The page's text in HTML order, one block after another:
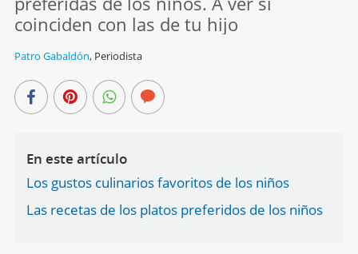
coinciden con las de tu hijo
Patro Gabaldón, Periodista
En este artículo
Los gustos culinarios favoritos de los niños
Las recetas de los platos preferidos de los niños